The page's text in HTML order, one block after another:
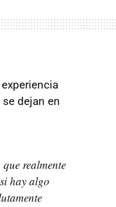
dejan en
realmente
hay algo